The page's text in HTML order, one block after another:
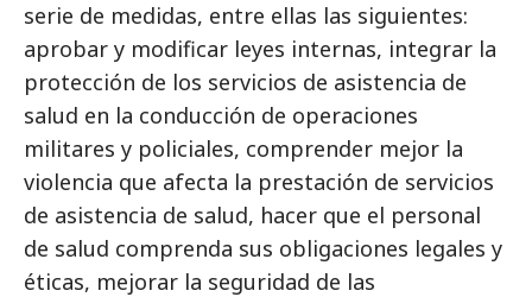
serie de medidas, entre ellas las siguientes:
aprobar y modificar leyes internas, integrar la
protección de los servicios de asistencia de
salud en la conducción de operaciones
militares y policiales, comprender mejor la
violencia que afecta la prestación de servicios
de asistencia de salud, hacer que el personal
de salud comprenda sus obligaciones legales y
éticas, mejorar la seguridad de las